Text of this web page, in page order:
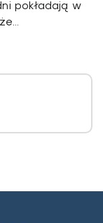
pokładają w